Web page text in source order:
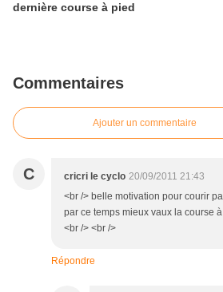
dernière course à pied
Commentaires
Ajouter un commentaire
C cricri le cyclo 20/09/2011 21:43
<br /> belle motivation pour courir
par ce temps mieux vaux la course
<br /> <br />
Répondre